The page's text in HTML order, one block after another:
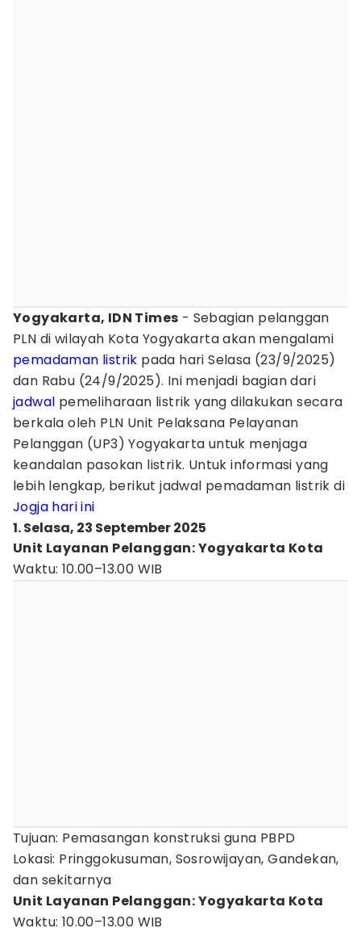
Yogyakarta, IDN Times - Sebagian pelanggan
PLN di wilayah Kota Yogyakarta akan mengalami
pemadaman listrik pada hari Selasa (23/9/2025)
dan Rabu (24/9/2025). Ini menjadi bagian dari
jadwal pemeliharaan listrik yang dilakukan secara
berkala oleh PLN Unit Pelaksana Pelayanan
Pelanggan (UP3) Yogyakarta untuk menjaga
keandalan pasokan listrik. Untuk informasi yang
lebih lengkap, berikut jadwal pemadaman listrik di
Jogja hari ini
1. Selasa, 23 September 2025
Unit Layanan Pelanggan: Yogyakarta Kota
Waktu: 10.00–13.00 WIB
Tujuan: Pemasangan konstruksi guna PBPD
Lokasi: Pringgokusuman, Sosrowijayan, Gandekan,
dan sekitarnya
Unit Layanan Pelanggan: Yogyakarta Kota
Waktu: 10.00–13.00 WIB